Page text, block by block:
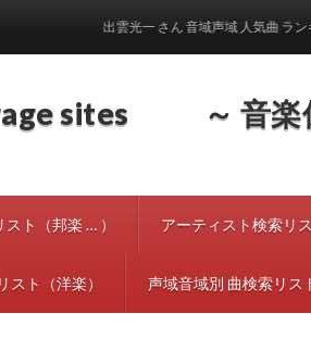
sites ～ 音楽
ト（邦楽 … ） アーティスト検索リ
スト（洋楽） 声域音域別 曲検索リス
出雲光一 さん 音域声域 人気曲 ランキング